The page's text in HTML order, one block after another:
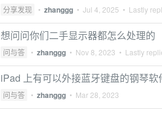
分享发现 • zhanggg • Jul 4, 2025 • Lastly
想问问你们二手显示器都怎么处理的
问与答 • zhanggg • Nov 8, 2023 • Lastly
iPad 上有可以外接蓝牙键盘的钢琴软
问与答 • zhanggg • Mar 28, 2023